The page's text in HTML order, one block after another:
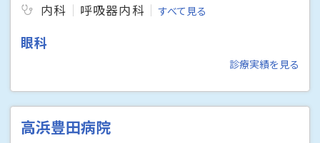
内科
呼吸器内科 すべて見る
眼科
診療実績を見る
高浜豊田病院